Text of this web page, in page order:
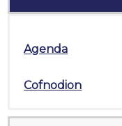
Agenda
Cofnodion